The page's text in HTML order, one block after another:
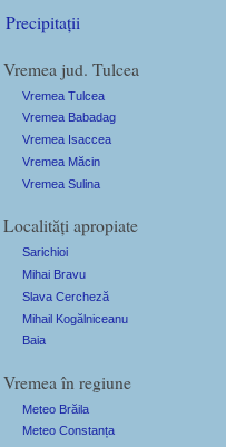
Precipitații
Vremea jud. Tulcea
Vremea Tulcea
Vremea Babadag
Vremea Isaccea
Vremea Măcin
Vremea Sulina
Localități apropiate
Sarichioi
Mihai Bravu
Slava Cercheză
Mihail Kogălniceanu
Baia
Vremea în regiune
Meteo Brăila
Meteo Constanța